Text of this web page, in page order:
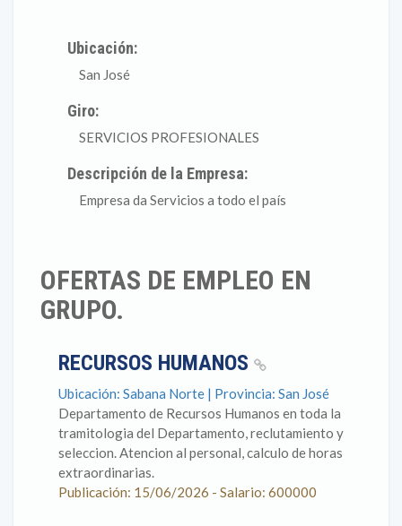
Ubicación:
San José
Giro:
SERVICIOS PROFESIONALES
Descripción de la Empresa:
Empresa da Servicios a todo el país
OFERTAS DE EMPLEO EN
GRUPO.
RECURSOS HUMANOS
Ubicación: Sabana Norte | Provincia: San José
Departamento de Recursos Humanos en toda la
tramitologia del Departamento, reclutamiento y
seleccion. Atencion al personal, calculo de horas
extraordinarias.
Publicación: 15/06/2026 - Salario: 600000